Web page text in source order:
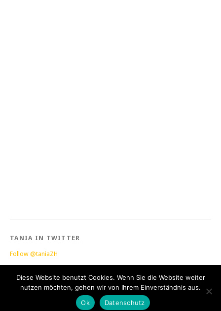
TANIA IN TWITTER
Follow @taniaZH
WordPress |Theme: Yoko by
Diese Website benutzt Cookies. Wenn Sie die Website weiter
nutzen möchten, gehen wir von Ihrem Einverständnis aus.
Ok
Datenschutz